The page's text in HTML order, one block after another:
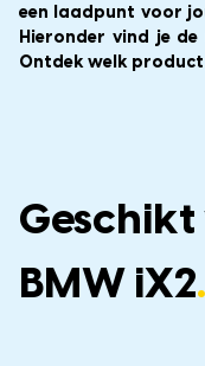
een laadpunt voor
Hieronder vind je
Ontdek welk product
BMW iX2.